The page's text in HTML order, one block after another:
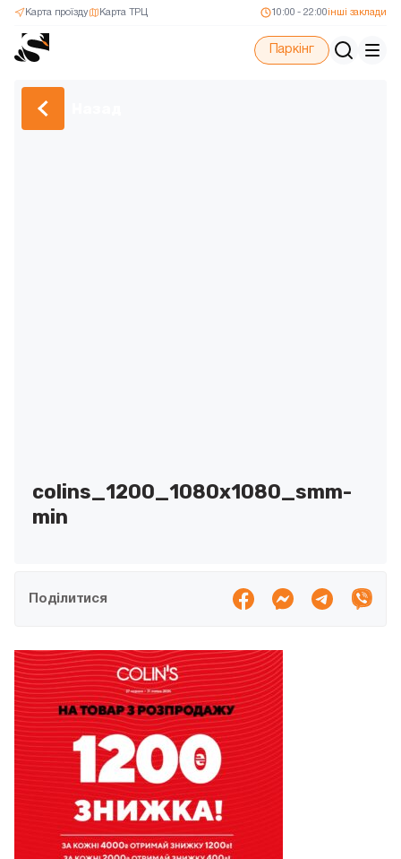
Карта ТРЦ
Карта проїзду 10:00 - 22:00 інші заклади
Паркінг
colins_1200_1080x1080_smm-
min
Поділитися